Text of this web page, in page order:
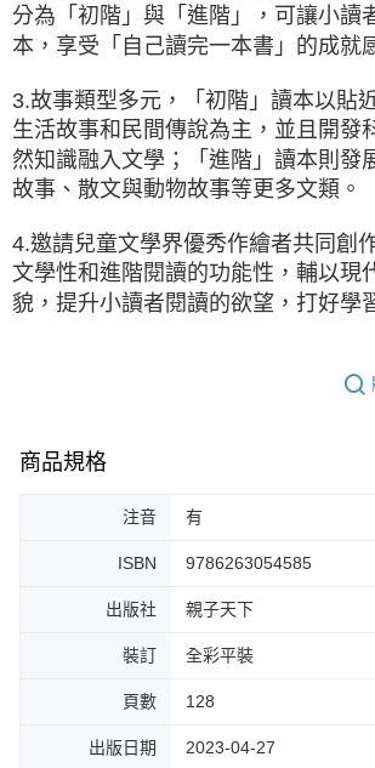
分為「初階」與「進階」，可讓小讀
本，享受「自己讀完一本書」的成就
3.故事類型多元，「初階」讀本以貼
生活故事和民間傳說為主，並且開發
然知識融入文學；「進階」讀本則發
故事、散文與動物故事等更多文類。
4.邀請兒童文學界優秀作繪者共同創
文學性和進階閱讀的功能性，輔以現
貌，提升小讀者閱讀的欲望，打好學
商品規格
注音 有
ISBN 9786263054585
出版社 親子天下
裝訂 全彩平裝
頁數 128
出版日期 2023-04-27